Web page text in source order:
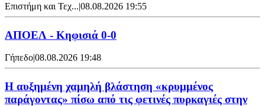
Επιστήμη και Τεχ...|08.08.2026 19:55
ΑΠΟΕΛ - Κηφισιά 0-0
Γήπεδο|08.08.2026 19:48
Η αυξημένη χαμηλή βλάστηση «κρυμμένος
παράγοντας» πίσω από τις φετινές πυρκαγιές στην